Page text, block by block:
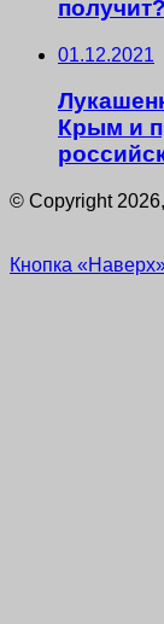
получит?
01.12.2021
Крым и
© Copyright
Кнопка